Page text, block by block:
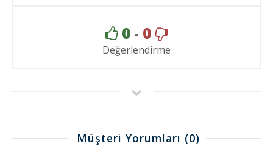
0 - 0
Değerlendirme
Müşteri Yorumları (0)